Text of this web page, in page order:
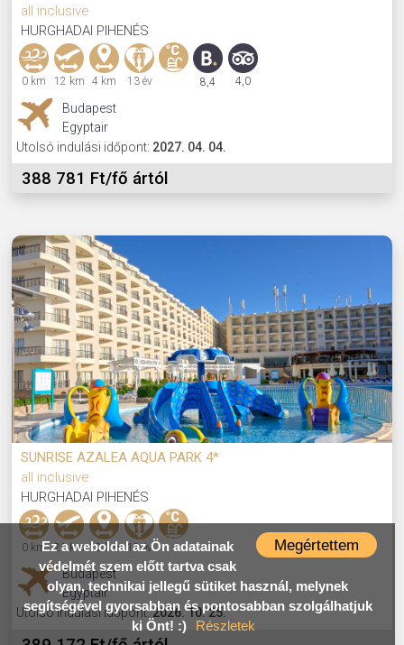
all inclusive
HURGHADAI PIHENÉS
0 km 12 km 4 km 13 év 8,4 4,0
Budapest
Egyptair
Utolsó indulási időpont: 2027. 04. 04.
388 781 Ft/fő ártól
SUNRISE AZALEA AQUA PARK 4*
all inclusive
HURGHADAI PIHENÉS
0 km 21 km 12 km 12 év
Budapest
Egyptair
Utolsó indulási időpont:2026. 10. 25.
Megértettem
Ez a weboldal az Ön adatainak
védelmét szem előtt tartva csak
olyan, technikai jellegű sütiket használ, melynek
segítségével gyorsabban és pontosabban szolgálhatjuk
ki Önt! :)
Részletek